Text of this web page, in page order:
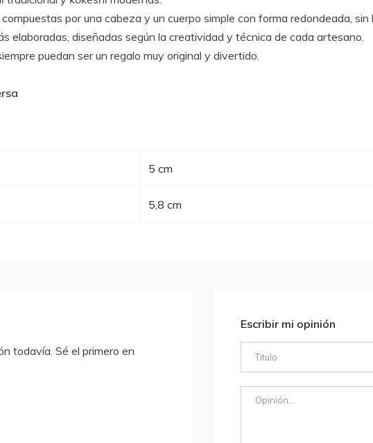
por una cabeza y un cuerpo simple con forma redondeada, sin
elaboradas, diseñadas según la creatividad y técnica de cada artesano.
puedan ser un regalo muy original y divertido.
5 cm
5,8 cm
todavía. Sé el primero en
Escribir mi opinión